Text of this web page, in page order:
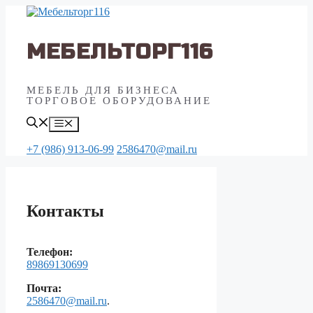
Перейти
МЕБЕЛЬТОРГ116
МЕБЕЛЬ ДЛЯ БИЗНЕСА
ТОРГОВОЕ ОБОРУДОВАНИЕ
Меню
+7 (986) 913-06-99 2586470@mail.ru
Контакты
Телефон:
89869130699
Почта:
2586470@mail.ru.